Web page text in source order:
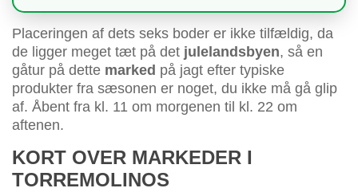
Placeringen af dets seks boder er ikke tilfældig, da
de ligger meget tæt på det julelandsbyen, så en
gåtur på dette marked på jagt efter typiske
produkter fra sæsonen er noget, du ikke må gå glip
af. Åbent fra kl. 11 om morgenen til kl. 22 om
aftenen.
KORT OVER MARKEDER I
TORREMOLINOS